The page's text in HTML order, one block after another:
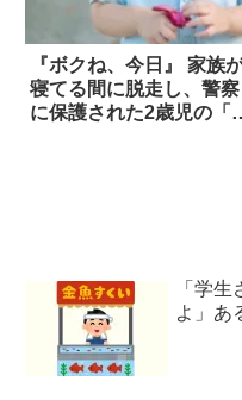
『ボクね、今日』 家族
寝てる間に脱走し、警察
に保護された2歳児の「
「学
よ」あ